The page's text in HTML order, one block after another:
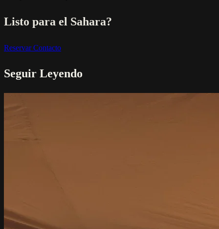
Listo para el Sahara?
ReservarContacto
Seguir Leyendo